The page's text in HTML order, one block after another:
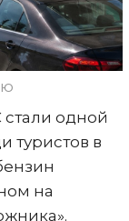
стали одной
туристов в
на